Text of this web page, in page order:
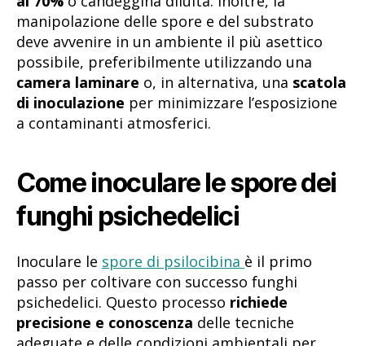
manipolazione delle spore e del substrato
deve avvenire in un ambiente il più asettico
possibile, preferibilmente utilizzando una
camera laminare o, in alternativa, una scatola
di inoculazione per minimizzare l’esposizione
a contaminanti atmosferici.
Come inoculare le spore dei
funghi psichedelici
Inoculare le spore di psilocibina è il primo
passo per coltivare con successo funghi
psichedelici. Questo processo richiede
precisione e conoscenza delle tecniche